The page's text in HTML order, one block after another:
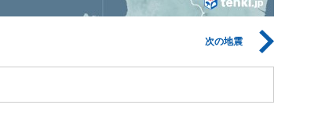
次の地震